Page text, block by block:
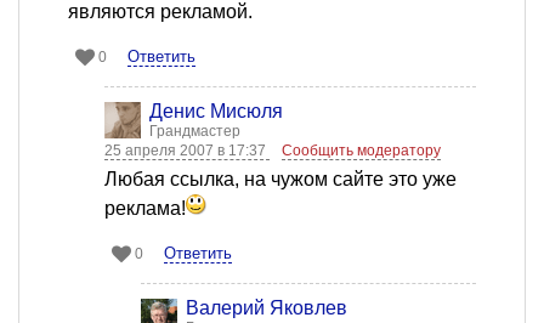
являются рекламой.
0 Ответить
Денис Мисюля
Грандмастер
25 апреля 2007 в 17:37
Сообщить модератору
Любая ссылка, на чужом сайте это уже
реклама!
0 Ответить
Валерий Яковлев